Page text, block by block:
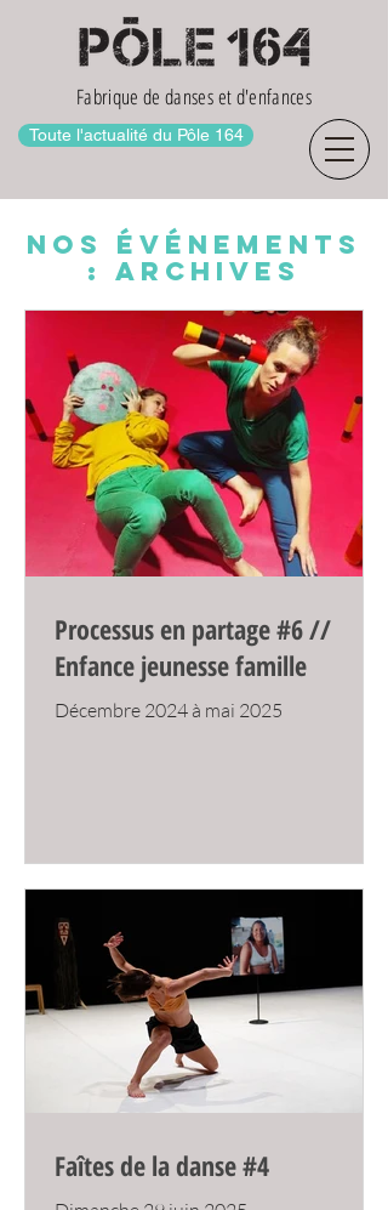
Fabrique de danses et d'enfances
Toute l'actualité du Pôle 164
nos événements
: archives
Processus en partage #6 //
Enfance jeunesse famille
Décembre 2024 à mai 2025
Faîtes de la danse #4